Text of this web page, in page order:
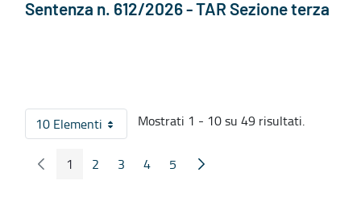
Sentenza n. 612/2026 - TAR Sezione terza
10 ElementiPer pagina
Mostrati 1 - 10 su 49 risultati.
Pagina Precedente
Pagina
1 Pagina
2 Pagina
3 Pagina
4 Pagina
5 Pagina Seguente